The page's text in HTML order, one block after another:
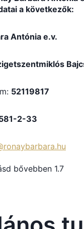
a következők:
Antónia e.v.
52119817
2-33
bővebben 1.7